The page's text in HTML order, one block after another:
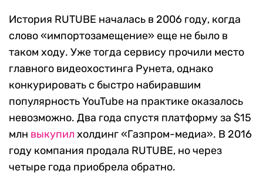
История RUTUBE началась в 2006 году, когда
слово «импортозамещение» еще не было в
таком ходу. Уже тогда сервису прочили место
главного видеохостинга Рунета, однако
конкурировать с быстро набиравшим
популярность YouTube на практике оказалось
невозможно. Два года спустя платформу за $15
млн выкупил холдинг «Газпром-медиа». В 2016
году компания продала RUTUBE, но через
четыре года приобрела обратно.